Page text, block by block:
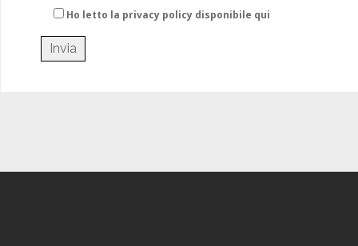
Ho letto la privacy policy disponibile qui